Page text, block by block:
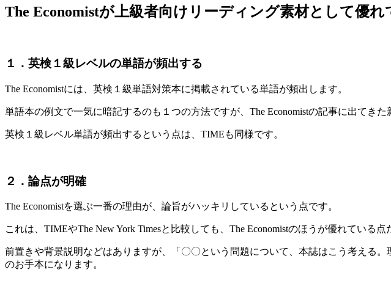
The Economistが上級者向けリーディング素材として優れ
１．英検１級レベルの単語が頻出する
The Economistには、英検１級単語対策本に掲載されている単語が頻出します。
単語本の例文で一気に暗記するのも１つの方法ですが、The Economistの記事に出てき
英検１級レベル単語が頻出するという点は、TIMEも同様です。
２．論点が明確
The Economistを選ぶ一番の理由が、論旨がハッキリしているという点です。
これは、TIMEやThe New York Timesと比較しても、The Economistのほうが優れている点
前置きや背景説明などはありますが、「〇〇という問題について、本誌はこう考える
のお手本になります。